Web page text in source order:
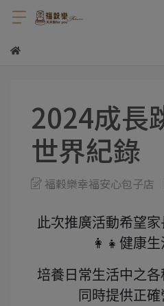
2024成長
世界紀錄
福穀樂幸福安心包子店
此次推廣活動希望
👩‍👧健康
培養日常生活中之各
同時提供正確